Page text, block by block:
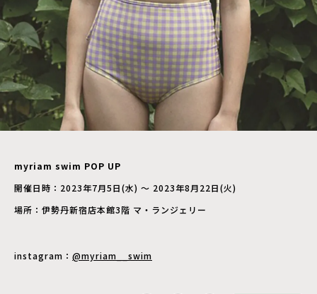
myriam swim POP UP
開催日時：2023年7月5日(水) ～ 2023年8月22日(火)
場所：伊勢丹新宿店本館3階 マ・ランジェリー
instagram： @myriam__swim